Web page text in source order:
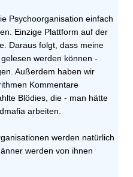
Psychoorganisation einfach
Einzige Plattform auf der
Daraus folgt, dass meine
werden können -
Außerdem haben wir
Kommentare
Blödies, die - man hätte
arbeiten.
werden natürlich
werden von ihnen